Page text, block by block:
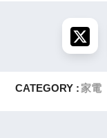
CATEGORY : 家電